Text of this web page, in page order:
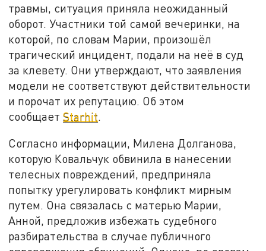
травмы, ситуация приняла неожиданный
оборот. Участники той самой вечеринки, на
которой, по словам Марии, произошёл
трагический инцидент, подали на неё в суд
за клевету. Они утверждают, что заявления
модели не соответствуют действительности
и порочат их репутацию. Об этом
сообщаетStarhit.
Согласно информации, Милена Долганова,
которую Ковальчук обвинила в нанесении
телесных повреждений, предприняла
попытку урегулировать конфликт мирным
путем. Она связалась с матерью Марии,
Анной, предложив избежать судебного
разбирательства в случае публичного